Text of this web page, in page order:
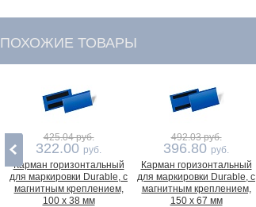
ПОХОЖИЕ ТОВАРЫ
425.04 руб.
322.00 руб.
Карман горизонтальный
для маркировки Durable, с
магнитным креплением,
100 x 38 мм
492.03 руб.
396.80 руб.
Карман горизонтальный
для маркировки Durable, с
магнитным креплением,
150 x 67 мм